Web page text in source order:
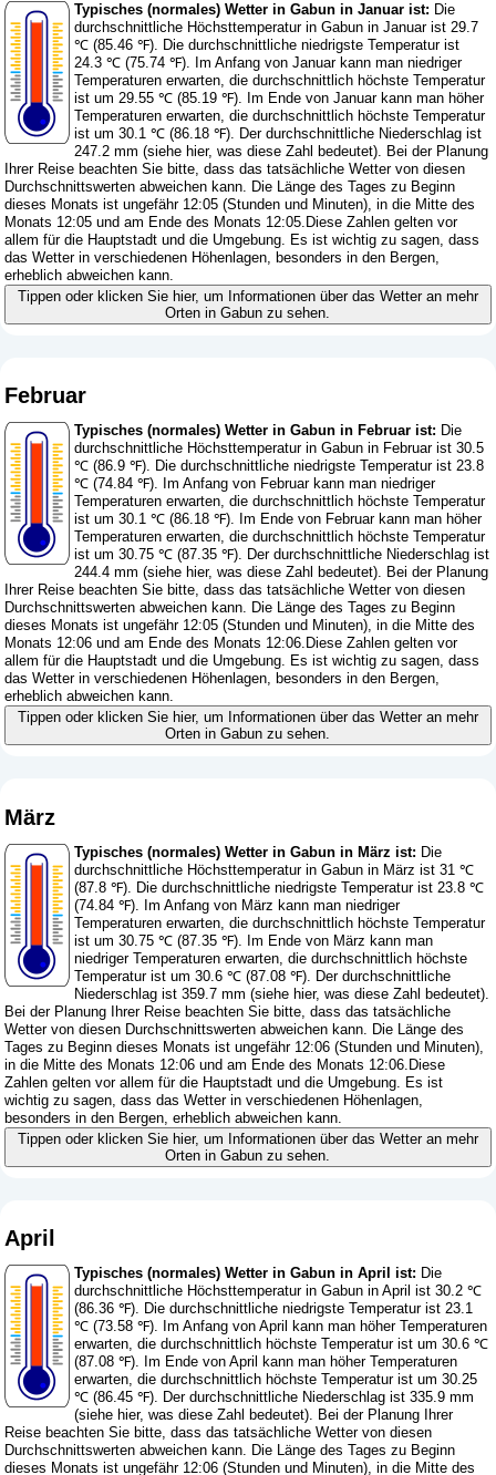
Typisches (normales) Wetter in Gabun in Januar ist: Die
durchschnittliche Höchsttemperatur in Gabun in Januar ist 29.7
℃ (85.46 ℉). Die durchschnittliche niedrigste Temperatur ist
24.3 ℃ (75.74 ℉). Im Anfang von Januar kann man niedriger
Temperaturen erwarten, die durchschnittlich höchste Temperatur
ist um 29.55 ℃ (85.19 ℉). Im Ende von Januar kann man höher
Temperaturen erwarten, die durchschnittlich höchste Temperatur
ist um 30.1 ℃ (86.18 ℉). Der durchschnittliche Niederschlag ist
247.2 mm (siehe hier, was diese Zahl bedeutet). Bei der Planung
Ihrer Reise beachten Sie bitte, dass das tatsächliche Wetter von diesen
Durchschnittswerten abweichen kann. Die Länge des Tages zu Beginn
dieses Monats ist ungefähr 12:05 (Stunden und Minuten), in die Mitte des
Monats 12:05 und am Ende des Monats 12:05.Diese Zahlen gelten vor
allem für die Hauptstadt und die Umgebung. Es ist wichtig zu sagen, dass
das Wetter in verschiedenen Höhenlagen, besonders in den Bergen,
erheblich abweichen kann.
Tippen oder klicken Sie hier, um Informationen über das Wetter an mehr
Orten in Gabun zu sehen.
Februar
Typisches (normales) Wetter in Gabun in Februar ist: Die
durchschnittliche Höchsttemperatur in Gabun in Februar ist 30.5
℃ (86.9 ℉). Die durchschnittliche niedrigste Temperatur ist 23.8
℃ (74.84 ℉). Im Anfang von Februar kann man niedriger
Temperaturen erwarten, die durchschnittlich höchste Temperatur
ist um 30.1 ℃ (86.18 ℉). Im Ende von Februar kann man höher
Temperaturen erwarten, die durchschnittlich höchste Temperatur
ist um 30.75 ℃ (87.35 ℉). Der durchschnittliche Niederschlag ist
244.4 mm (siehe hier, was diese Zahl bedeutet). Bei der Planung
Ihrer Reise beachten Sie bitte, dass das tatsächliche Wetter von diesen
Durchschnittswerten abweichen kann. Die Länge des Tages zu Beginn
dieses Monats ist ungefähr 12:05 (Stunden und Minuten), in die Mitte des
Monats 12:06 und am Ende des Monats 12:06.Diese Zahlen gelten vor
allem für die Hauptstadt und die Umgebung. Es ist wichtig zu sagen, dass
das Wetter in verschiedenen Höhenlagen, besonders in den Bergen,
erheblich abweichen kann.
Tippen oder klicken Sie hier, um Informationen über das Wetter an mehr
Orten in Gabun zu sehen.
März
Typisches (normales) Wetter in Gabun in März ist: Die
durchschnittliche Höchsttemperatur in Gabun in März ist 31 ℃
(87.8 ℉). Die durchschnittliche niedrigste Temperatur ist 23.8 ℃
(74.84 ℉). Im Anfang von März kann man niedriger
Temperaturen erwarten, die durchschnittlich höchste Temperatur
ist um 30.75 ℃ (87.35 ℉). Im Ende von März kann man
niedriger Temperaturen erwarten, die durchschnittlich höchste
Temperatur ist um 30.6 ℃ (87.08 ℉). Der durchschnittliche
Niederschlag ist 359.7 mm (siehe hier, was diese Zahl bedeutet).
Bei der Planung Ihrer Reise beachten Sie bitte, dass das tatsächliche
Wetter von diesen Durchschnittswerten abweichen kann. Die Länge des
Tages zu Beginn dieses Monats ist ungefähr 12:06 (Stunden und Minuten),
in die Mitte des Monats 12:06 und am Ende des Monats 12:06.Diese
Zahlen gelten vor allem für die Hauptstadt und die Umgebung. Es ist
wichtig zu sagen, dass das Wetter in verschiedenen Höhenlagen,
besonders in den Bergen, erheblich abweichen kann.
Tippen oder klicken Sie hier, um Informationen über das Wetter an mehr
Orten in Gabun zu sehen.
April
Typisches (normales) Wetter in Gabun in April ist: Die
durchschnittliche Höchsttemperatur in Gabun in April ist 30.2 ℃
(86.36 ℉). Die durchschnittliche niedrigste Temperatur ist 23.1
℃ (73.58 ℉). Im Anfang von April kann man höher Temperaturen
erwarten, die durchschnittlich höchste Temperatur ist um 30.6 ℃
(87.08 ℉). Im Ende von April kann man höher Temperaturen
erwarten, die durchschnittlich höchste Temperatur ist um 30.25
℃ (86.45 ℉). Der durchschnittliche Niederschlag ist 335.9 mm
(siehe hier, was diese Zahl bedeutet). Bei der Planung Ihrer
Reise beachten Sie bitte, dass das tatsächliche Wetter von diesen
Durchschnittswerten abweichen kann. Die Länge des Tages zu Beginn
dieses Monats ist ungefähr 12:06 (Stunden und Minuten), in die Mitte des